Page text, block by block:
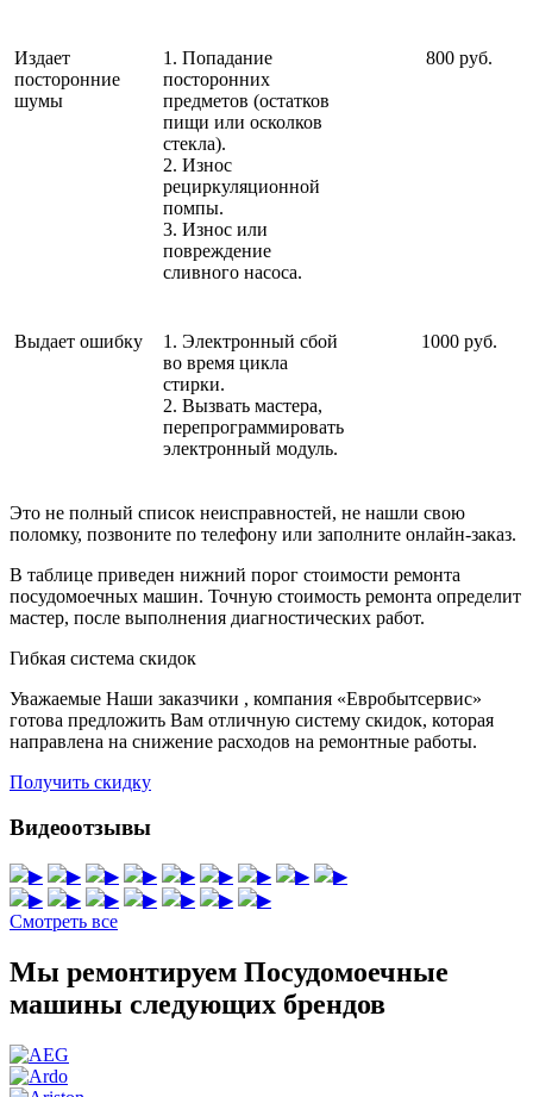
Издает
посторонние
шумы
1. Попадание
посторонних
предметов (остатков
пищи или осколков
стекла).
2. Износ
рециркуляционной
помпы.
3. Износ или
повреждение
сливного насоса.
800 руб.
Выдает ошибку
1. Электронный сбой
во время цикла
стирки.
2. Вызвать мастера,
перепрограммировать
электронный модуль.
1000 руб.
Это не полный список неисправностей, не нашли свою
поломку, позвоните по телефону или заполните онлайн-заказ.
В таблице приведен нижний порог стоимости ремонта
посудомоечных машин. Точную стоимость ремонта определит
мастер, после выполнения диагностических работ.
Гибкая система скидок
Уважаемые Наши заказчики , компания «Евробытсервис»
готова предложить Вам отличную систему скидок, которая
направлена на снижение расходов на ремонтные работы.
Получить скидку
Видеоотзывы
▶ ▶ ▶ ▶ ▶ ▶ ▶ ▶
▶
▶
▶ ▶ ▶ ▶ ▶
▶
Смотреть все
Мы ремонтируем Посудомоечные
машины следующих брендов